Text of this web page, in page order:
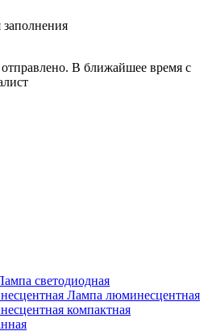
заполнения
В ближайшее время с
светодиодная
Лампа люминесцентная